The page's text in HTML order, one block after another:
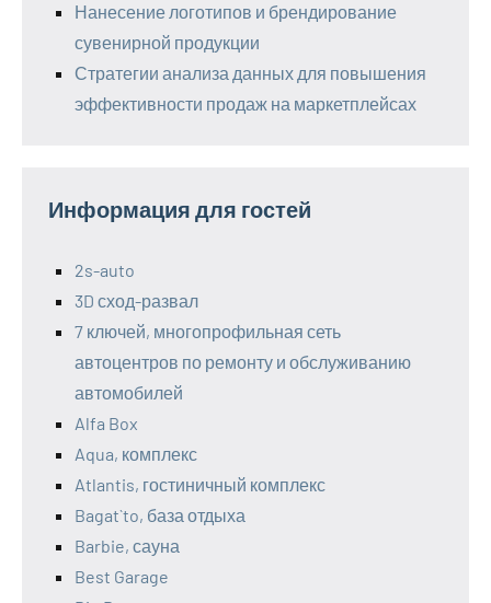
Нанесение логотипов и брендирование
сувенирной продукции
Стратегии анализа данных для повышения
эффективности продаж на маркетплейсах
Информация для гостей
2s-auto
3D сход-развал
7 ключей, многопрофильная сеть
автоцентров по ремонту и обслуживанию
автомобилей
Alfa Box
Aqua, комплекс
Atlantis, гостиничный комплекс
Bagat`to, база отдыха
Barbie, сауна
Best Garage